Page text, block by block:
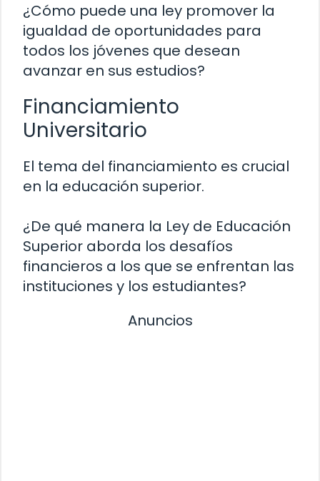
¿Cómo puede una ley promover la
igualdad de oportunidades para
todos los jóvenes que desean
avanzar en sus estudios?
Financiamiento
Universitario
El tema del financiamiento es crucial
en la educación superior.
¿De qué manera la Ley de Educación
Superior aborda los desafíos
financieros a los que se enfrentan las
instituciones y los estudiantes?
Anuncios